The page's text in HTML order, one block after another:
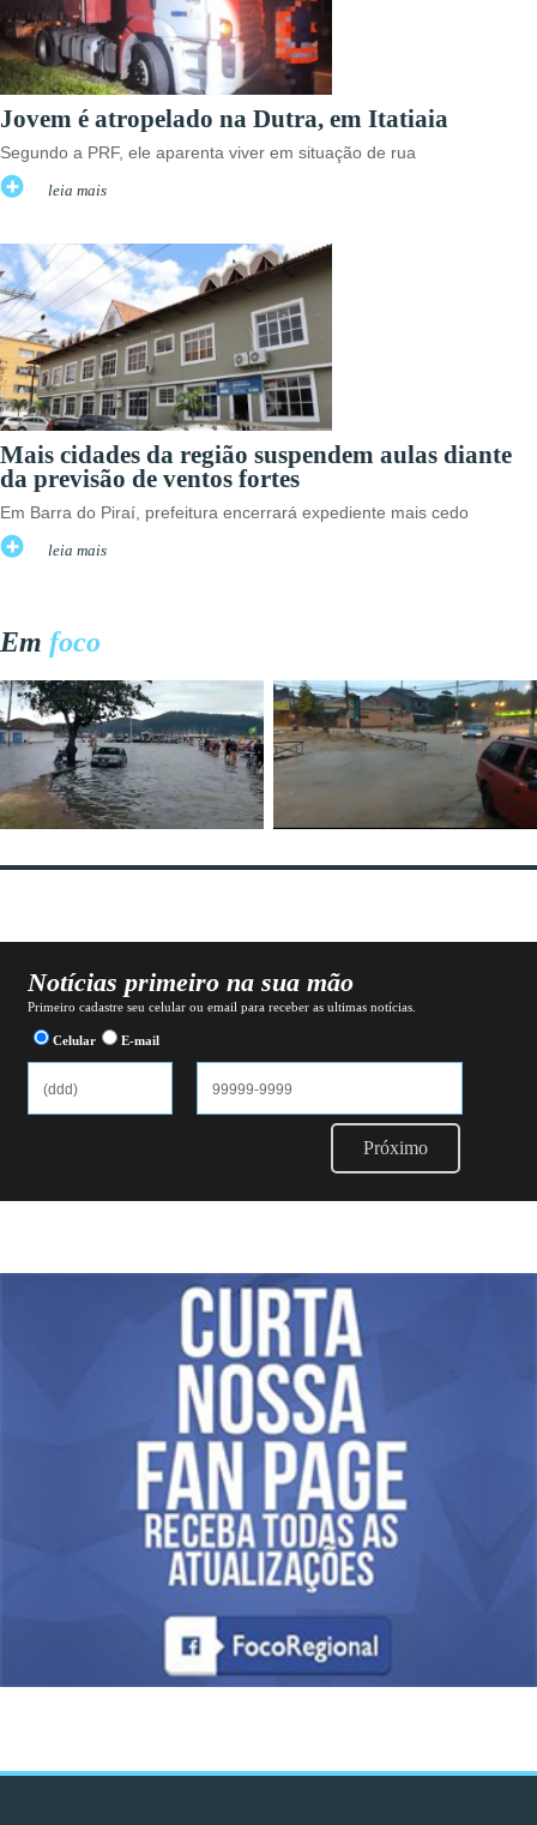
Jovem é atropelado na Dutra, em Itatiaia
Segundo a PRF, ele aparenta viver em situação de rua
leia mais
Mais cidades da região suspendem aulas diante
da previsão de ventos fortes
Em Barra do Piraí, prefeitura encerrará expediente mais cedo
leia mais
Em foco
Notícias primeiro na sua mão
Primeiro cadastre seu celular ou email para receber as ultimas notícias.
Celular E-mail
Próximo